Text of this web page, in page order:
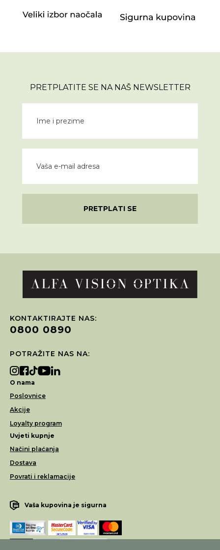
PRETPLATITE SE NA NAŠ NEWSLETTER
PRETPLATI SE
KONTAKTIRAJTE NAS:
0800 0890
POTRAŽITE NAS NA:
O nama
Poslovnice
Akcije
Loyalty program
Uvjeti kupnje
Načini plaćanja
Dostava
Povrati i reklamacije
Vaša kupovina je sigurna